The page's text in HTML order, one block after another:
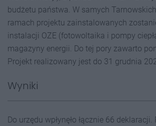
budżetu państwa. W samych
ramach projektu zainstalowanych
instalacji OZE (fotowoltaika i pompy
magazyny energii. Do tej pory zawarto
Projekt realizowany jest do 31 grudnia
Wyniki
Do urzędu wpłynęło łącznie 66 deklaracji.